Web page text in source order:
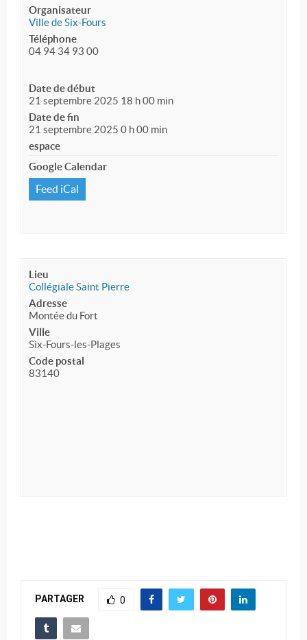
Organisateur
Ville de Six-Fours
Téléphone
04 94 34 93 00
Date de début
21 septembre 2025 18 h 00 min
Date de fin
21 septembre 2025 0 h 00 min
espace
Google Calendar
Feed iCal
Lieu
Collégiale Saint Pierre
Adresse
Montée du Fort
Ville
Six-Fours-les-Plages
Code postal
83140
PARTAGER 0